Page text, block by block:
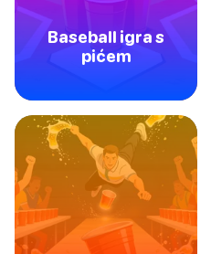
Baseball igra s
pićem